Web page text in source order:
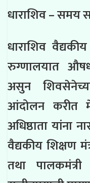
धाराशिव – समय
धाराशिव
रुग्णालयात
असुन
आंदोलन करीत
अधिष्ठाता
वैद्यकीय शिक्षण
तथा